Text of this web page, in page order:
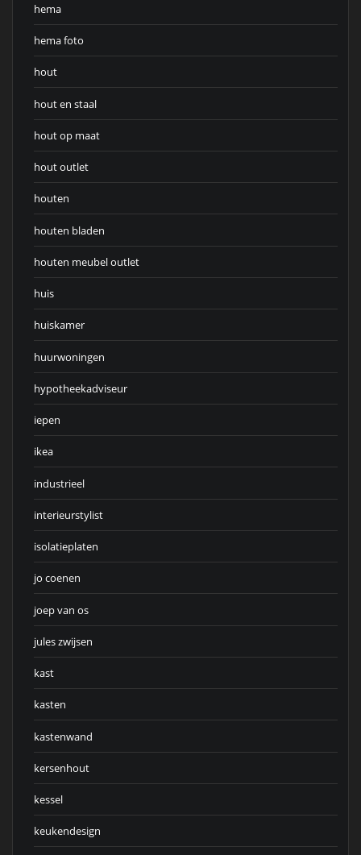
hema
hema foto
hout
hout en staal
hout op maat
hout outlet
houten
houten bladen
houten meubel outlet
huis
huiskamer
huurwoningen
hypotheekadviseur
iepen
ikea
industrieel
interieurstylist
isolatieplaten
jo coenen
joep van os
jules zwijsen
kast
kasten
kastenwand
kersenhout
kessel
keukendesign